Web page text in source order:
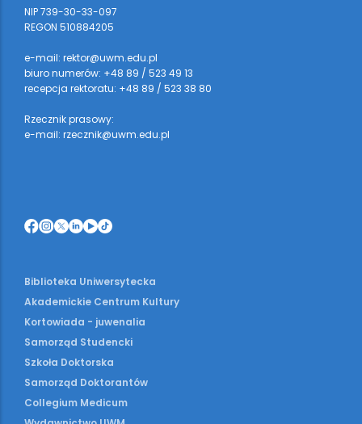
NIP 739-30-33-097
REGON 510884205
e-mail: rektor@uwm.edu.pl
biuro numerów: +48 89 / 523 49 13
recepcja rektoratu: +48 89 / 523 38 80
Rzecznik prasowy:
e-mail: rzecznik@uwm.edu.pl
Biblioteka Uniwersytecka
Akademickie Centrum Kultury
Kortowiada - juwenalia
Samorząd Studencki
Szkoła Doktorska
Samorząd Doktorantów
Collegium Medicum